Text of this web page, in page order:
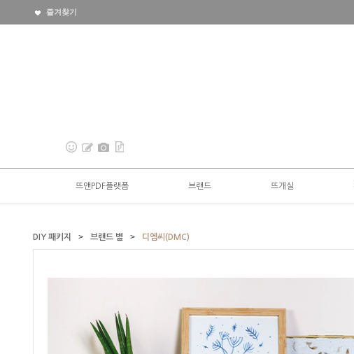
즐겨찾기
뜨앤PDF플랫폼 브랜드 뜨개실
DIY 패키지 > 브랜드 별 > 디엠씨(DMC)